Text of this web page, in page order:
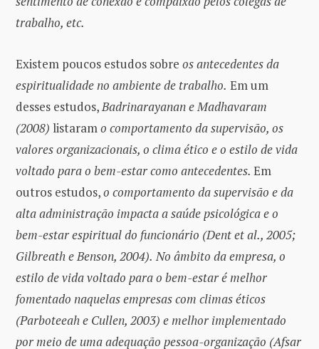
trabalho, etc.
Existem poucos estudos sobre os antecedentes da
espiritualidade no ambiente de trabalho. Em um
desses estudos,Badrinarayanan e Madhavaram
(2008) listaramo comportamento da supervisão, os
valores organizacionais, o clima ético e o estilo de vida
voltado para o bem-estar como antecedentes. Em
outros estudos,o comportamento da supervisão e da
alta administração impacta a saúde psicológica e o
bem-estar espiritual do funcionário (Dent et al., 2005;
Gilbreath e Benson, 2004). No âmbito da empresa, o
estilo de vida voltado para o bem-estar é melhor
fomentado naquelas empresas com climas éticos
(Parboteeah e Cullen, 2003) e melhor implementado
por meio de uma adequação pessoa-organização (Afsar